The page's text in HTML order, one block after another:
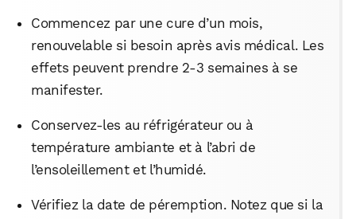
Commencez par une cure d’un mois,
renouvelable si besoin après avis médical. Les
effets peuvent prendre 2-3 semaines à se
manifester.
Conservez-les au réfrigérateur ou à
température ambiante et à l’abri de
l’ensoleillement et l’humidé.
Vérifiez la date de péremption. Notez que si la